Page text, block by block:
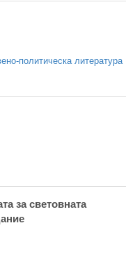
политическа литература
за световната